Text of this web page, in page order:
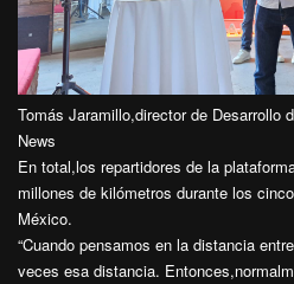
Tomás Jaramillo,director de Desarrollo
News
En total,los repartidores de la
millones de kilómetros durante los
México.
“Cuando pensamos en la distancia
veces esa distancia.